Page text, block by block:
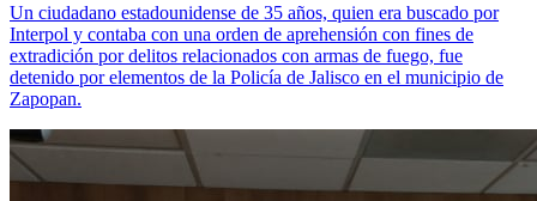
Un ciudadano estadounidense de 35 años, quien era buscado por
Interpol y contaba con una orden de aprehensión con fines de
extradición por delitos relacionados con armas de fuego, fue
detenido por elementos de la Policía de Jalisco en el municipio de
Zapopan.